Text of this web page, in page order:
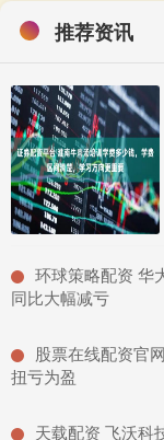
推荐资讯
环球策略配资 华
同比大幅减亏
股票在线配资官
扭亏为盈
天载配资 飞沃科